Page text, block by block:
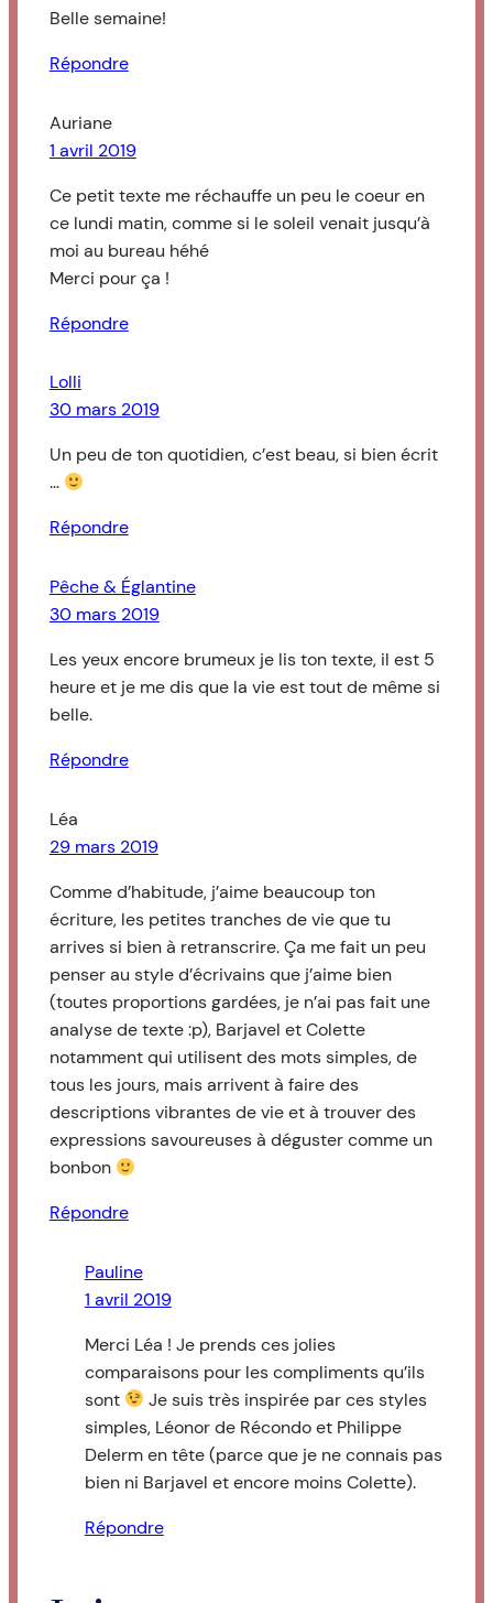
Belle semaine!
Répondre
Auriane
1 avril 2019
Ce petit texte me réchauffe un peu le coeur en
ce lundi matin, comme si le soleil venait jusqu’à
moi au bureau héhé
Merci pour ça !
Répondre
Lolli
30 mars 2019
Un peu de ton quotidien, c’est beau, si bien écrit
…
Répondre
Pêche & Églantine
30 mars 2019
Les yeux encore brumeux je lis ton texte, il est 5
heure et je me dis que la vie est tout de même si
belle.
Répondre
Léa
29 mars 2019
Comme d’habitude, j’aime beaucoup ton
écriture, les petites tranches de vie que tu
arrives si bien à retranscrire. Ça me fait un peu
penser au style d’écrivains que j’aime bien
(toutes proportions gardées, je n’ai pas fait une
analyse de texte :p), Barjavel et Colette
notamment qui utilisent des mots simples, de
tous les jours, mais arrivent à faire des
descriptions vibrantes de vie et à trouver des
expressions savoureuses à déguster comme un
bonbon
Répondre
Pauline
1 avril 2019
Merci Léa ! Je prends ces jolies
comparaisons pour les compliments qu’ils
sont
Je suis très inspirée par ces styles
simples, Léonor de Récondo et Philippe
Delerm en tête (parce que je ne connais pas
bien ni Barjavel et encore moins Colette).
Répondre